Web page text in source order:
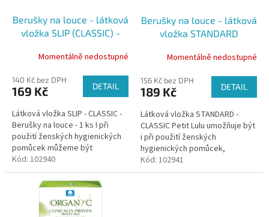
Berušky na louce - látková
vložka SLIP (CLASSIC) -
Momentálně nedostupné
140 Kč bez DPH
169 Kč DETAIL
Látková vložka SLIP - CLASSIC -
Berušky na louce - 1 ks I při
použití ženských hygienických
pomůcek můžeme být
ohleduplné k přírodě! A také k
vlastnímu tělu. U látkových...
Kód: 102940
Berušky na louce - látková
vložka STANDARD
STANDARD 1 ks
Momentálně nedostupné
156 Kč bez DPH
189 Kč DETAIL
Látková vložka STANDARD -
CLASSIC Petit Lulu umožňuje být
i při použití ženských
hygienických pomůcek,
ohleduplná k přírodě. A také k
vlastnímu tělu.
Kód: 102941